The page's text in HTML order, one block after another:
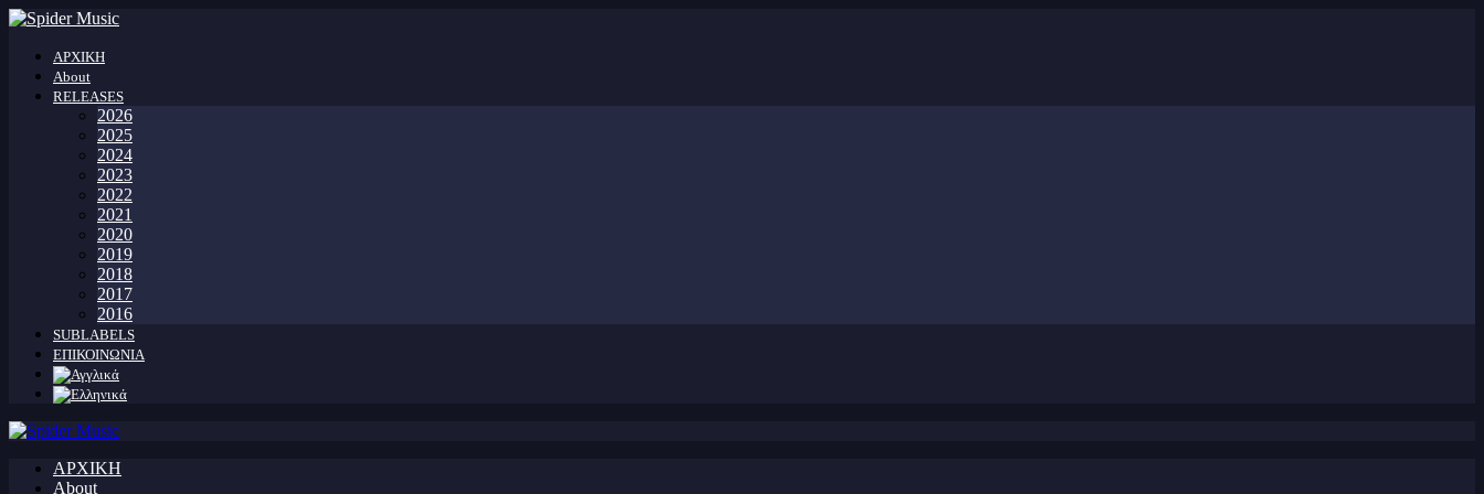
ΑΡΧΙΚΗ
About
RELEASES
2026
2025
2024
2023
2022
2021
2020
2019
2018
2017
2016
SUBLABELS
ΕΠΙΚΟΙΝΩΝΙΑ
ΑΡΧΙΚΗ
About